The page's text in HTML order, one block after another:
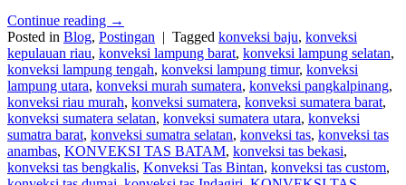
Continue reading →
Posted in Blog, Postingan | Tagged konveksi baju, konveksi
kepulauan riau, konveksi lampung barat, konveksi lampung selatan,
konveksi lampung tengah, konveksi lampung timur, konveksi
lampung utara, konveksi murah sumatera, konveksi pangkalpinang,
konveksi riau murah, konveksi sumatera, konveksi sumatera barat,
konveksi sumatera selatan, konveksi sumatera utara, konveksi
sumatra barat, konveksi sumatra selatan, konveksi tas, konveksi tas
anambas, KONVEKSI TAS BATAM, konveksi tas bekasi,
konveksi tas bengkalis, Konveksi Tas Bintan, konveksi tas custom,